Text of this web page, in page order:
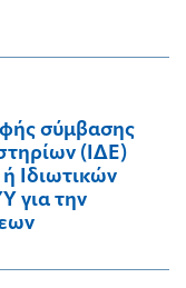
σύμβασης
(ΙΔΕ)
Ιδιωτικών
για την